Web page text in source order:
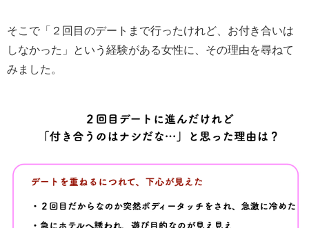
そこで「２回目のデートまで行ったけれど、お付き合いは
しなかった」という経験がある女性に、その理由を尋ねて
みました。